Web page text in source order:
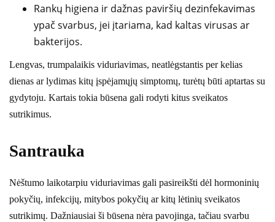
Rankų higiena ir dažnas paviršių dezinfekavimas
ypač svarbus, jei įtariama, kad kaltas virusas ar
bakterijos.
Lengvas, trumpalaikis viduriavimas, neatlėgstantis per kelias
dienas ar lydimas kitų įspėjamųjų simptomų, turėtų būti aptartas su
gydytoju. Kartais tokia būsena gali rodyti kitus sveikatos
sutrikimus.
Santrauka
Nėštumo laikotarpiu viduriavimas gali pasireikšti dėl hormoninių
pokyčių, infekcijų, mitybos pokyčių ar kitų lėtinių sveikatos
sutrikimų. Dažniausiai ši būsena nėra pavojinga, tačiau svarbu